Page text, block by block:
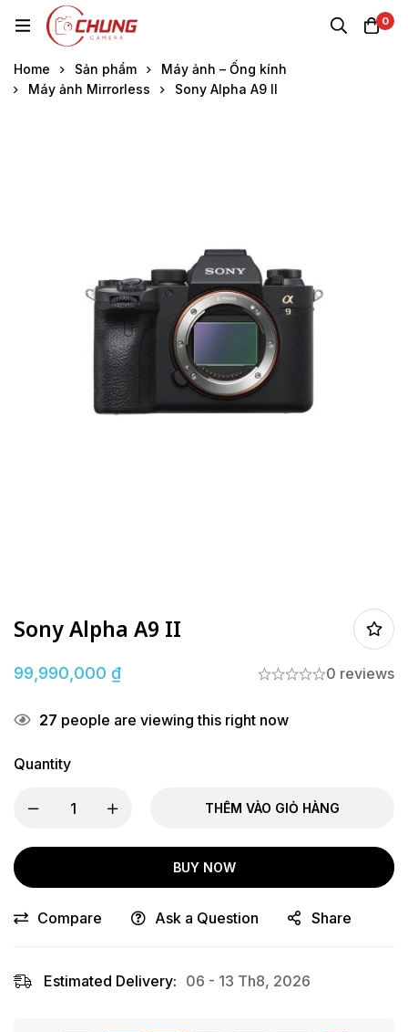
0
Home Sản phẩm
Máy ảnh – Ống kính
Máy ảnh Mirrorless
Sony Alpha A9 II
Sony Alpha A9 II
99,990,000 ₫ 0 reviews
27 people are viewing this right now
Quantity
THÊM VÀO GIỎ HÀNG
BUY NOW
Compare Ask a Question Share
Estimated Delivery: 06 - 13 Th8, 2026